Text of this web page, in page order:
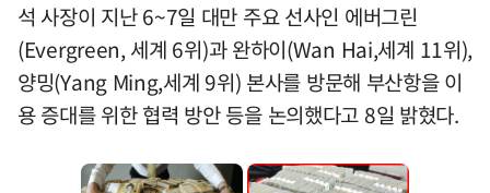
석 사장이 지난 6~7일 대만 주요 선사인 에버그린
(Evergreen, 세계 6위)과 완하이(Wan Hai,세계 11위),
양밍(Yang Ming,세계 9위) 본사를 방문해 부산항을 이
용 증대를 위한 협력 방안 등을 논의했다고 8일 밝혔다.